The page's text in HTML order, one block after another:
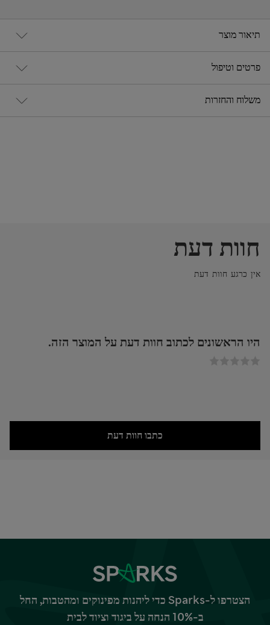
תיאור מוצר
פרטים וטיפול
משלוח והחזרות
חוות דעת
אין כרגע חוות דעת
היו הראשונים לכתוב חוות דעת על המוצר הזה.
כתבו חוות דעת
הצטרפו ל-Sparks כדי ליהנות מפינוקים ומהטבות, החל
ב-10% הנחה על ביגוד וציוד לבית